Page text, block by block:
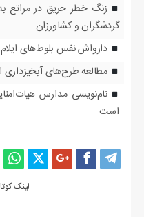
زنگ خطر حریق در مراتع
گردشگران و کشاورزان
دارواش نفس بلوط‌های
مطالعه طرح‌های آبخیزداری ایلام در
نام‌نویسی مدارس
است
لینک